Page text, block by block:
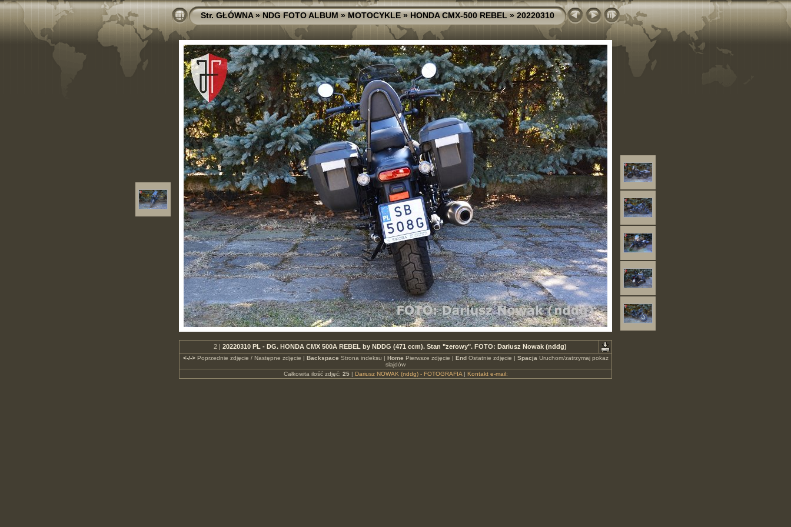
Str. GŁÓWNA»NDG FOTO ALBUM»MOTOCYKLE»HONDA CMX-500 REBEL»20220310
2 | 20220310 PL - DG. HONDA CMX 500A REBEL by NDDG (471 ccm). Stan "zerowy". FOTO: Dariusz Nowak (nddg)
<-/->Poprzednie zdjęcie / Następne zdjęcie | Backspace Strona indeksu | Home Pierwsze zdjęcie | EndOstatnie zdjęcie | Spacja Uruchom/zatrzymaj pokaz
slajdów
Całkowita ilość zdjęć: 25| Dariusz NOWAK (nddg) - FOTOGRAFIA| Kontakt e-mail: